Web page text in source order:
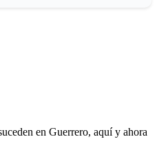
en Guerrero, aquí y ahora